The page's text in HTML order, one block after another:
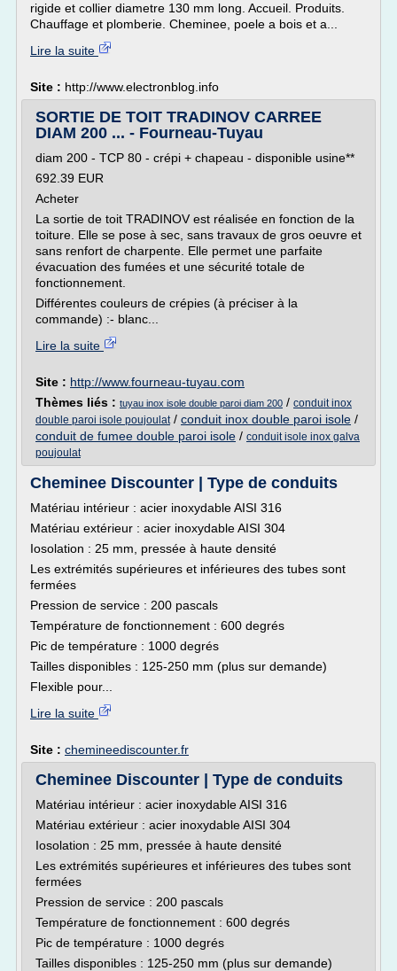
rigide et collier diametre 130 mm long. Accueil. Produits.
Chauffage et plomberie. Cheminee, poele a bois et a...
Lire la suite
Site : http://www.electronblog.info
SORTIE DE TOIT TRADINOV CARREE
DIAM 200 ... - Fourneau-Tuyau
diam 200 - TCP 80 - crépi + chapeau - disponible usine**
692.39 EUR
Acheter
La sortie de toit TRADINOV est réalisée en fonction de la
toiture. Elle se pose à sec, sans travaux de gros oeuvre et
sans renfort de charpente. Elle permet une parfaite
évacuation des fumées et une sécurité totale de
fonctionnement.
Différentes couleurs de crépies (à préciser à la
commande) :- blanc...
Lire la suite
Site : http://www.fourneau-tuyau.com
Thèmes liés : tuyau inox isole double paroi diam 200 / conduit inox
double paroi isole poujoulat/ conduit inox double paroi isole /
conduit de fumee double paroi isole / conduit isole inox galva
poujoulat
Cheminee Discounter | Type de conduits
Matériau intérieur : acier inoxydable AISI 316
Matériau extérieur : acier inoxydable AISI 304
Iosolation : 25 mm, pressée à haute densité
Les extrémités supérieures et inférieures des tubes sont
fermées
Pression de service : 200 pascals
Température de fonctionnement : 600 degrés
Pic de température : 1000 degrés
Tailles disponibles : 125-250 mm (plus sur demande)
Flexible pour...
Lire la suite
Site : chemineediscounter.fr
Cheminee Discounter | Type de conduits
Matériau intérieur : acier inoxydable AISI 316
Matériau extérieur : acier inoxydable AISI 304
Iosolation : 25 mm, pressée à haute densité
Les extrémités supérieures et inférieures des tubes sont
fermées
Pression de service : 200 pascals
Température de fonctionnement : 600 degrés
Pic de température : 1000 degrés
Tailles disponibles : 125-250 mm (plus sur demande)